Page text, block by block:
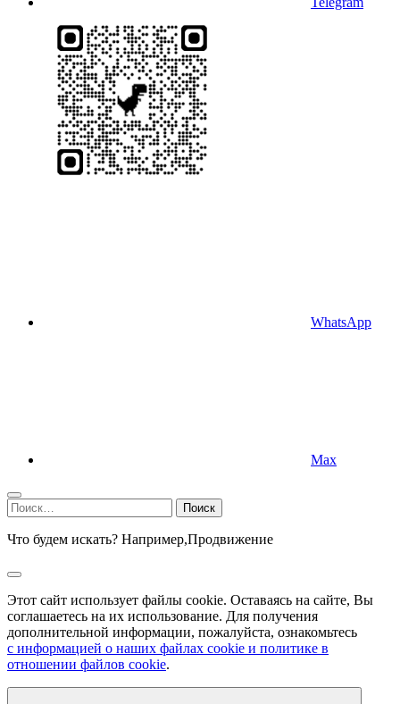
WhatsApp
Max
Найти:
Что будем искать? Например,Продвижение
Этот сайт использует файлы cookie. Оставаясь на сайте, Вы
соглашаетесь на их использование. Для получения
дополнительной информации, пожалуйста, ознакомьтесь
с информацией о наших файлах cookie и политике в
отношении файлов cookie.